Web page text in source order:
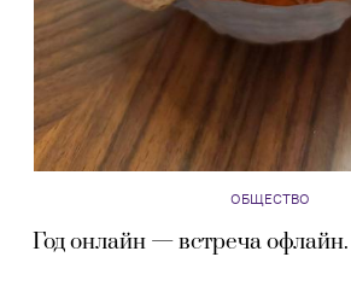
ОБЩЕСТВО
Год онлайн — встреча офлайн.